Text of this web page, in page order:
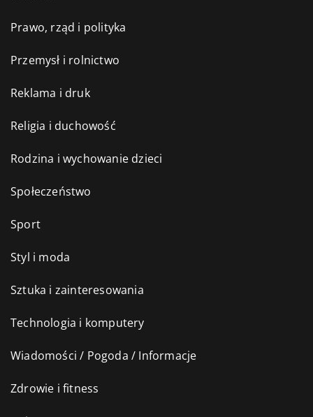
Prawo, rząd i polityka
Przemysł i rolnictwo
Reklama i druk
Religia i duchowość
Rodzina i wychowanie dzieci
Społeczeństwo
Sport
Styl i moda
Sztuka i zainteresowania
Technologia i komputery
Wiadomości / Pogoda / Informacje
Zdrowie i fitness